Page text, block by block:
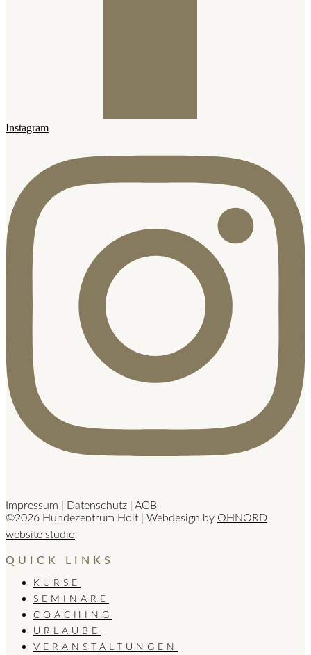
Instagram
Impressum Datenschutz
AGB
©2026 Hundezentrum Holt | Webdesign by OHNORD
website studio
QUICK LINKS
KURSE
SEMINARE
COACHING
URLAUBE
VERANSTALTUNGEN